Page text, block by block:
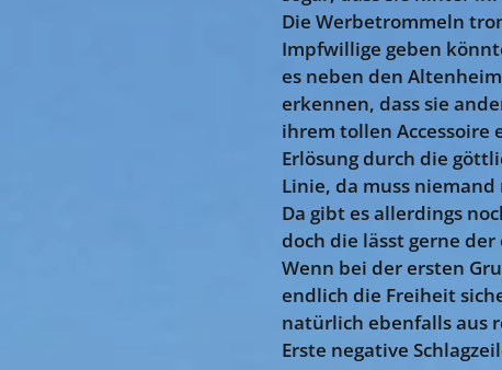
Die Werbetrommeln
Impfwillige geben
es neben den
erkennen, dass sie
ihrem tollen Accessoire
Erlösung durch die
Linie, da muss
Da gibt es allerdings
doch die lässt gerne
Wenn bei der ersten
endlich die Freiheit
natürlich ebenfalls aus
Erste negative